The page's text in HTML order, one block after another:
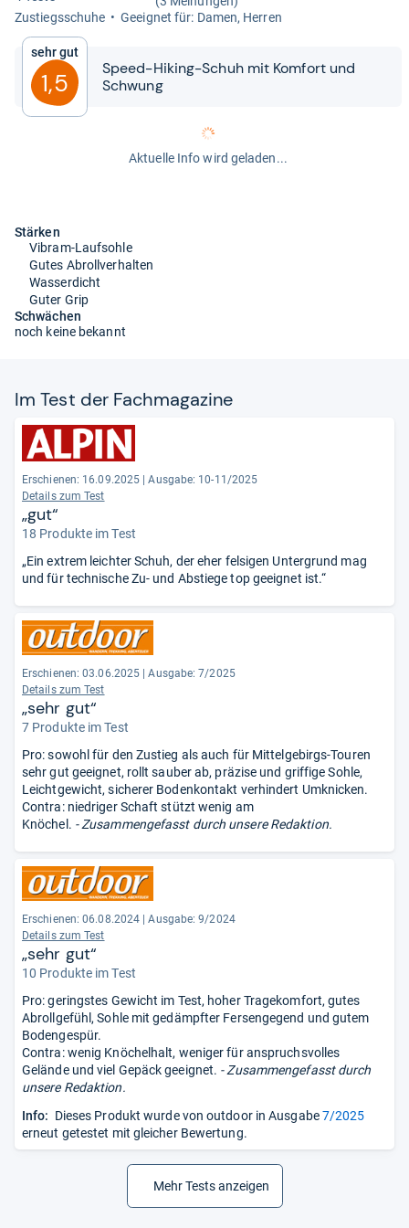
Zustiegs­schuhe
Geeig­net für: Damen, Her­ren
Sehr gut
1,5
Speed-​​Hiking-​​Schuh mit Kom­fort und
Schwung
Aktuelle Info wird geladen...
Stärken
Vibram-Laufsohle
Gutes Abrollverhalten
Wasserdicht
Guter Grip
Schwächen
noch keine bekannt
Im Test der Fach­ma­ga­zine
Erschienen: 16.09.2025
Ausgabe: 10-11/2025
Details zum Test
„gut“
18 Produkte im Test
„Ein extrem leichter Schuh, der eher felsigen Untergrund mag
und für technische Zu- und Abstiege top geeignet ist.“
Erschienen: 03.06.2025
Ausgabe: 7/2025
Details zum Test
„sehr gut“
7 Produkte im Test
Pro: sowohl für den Zustieg als auch für Mittelgebirgs-Touren
sehr gut geeignet, rollt sauber ab, präzise und griffige Sohle,
Leichtgewicht, sicherer Bodenkontakt verhindert Umknicken.
Contra: niedriger Schaft stützt wenig am
Knöchel. - Zusammengefasst durch unsere Redaktion.
Erschienen: 06.08.2024
Ausgabe: 9/2024
Details zum Test
„sehr gut“
10 Produkte im Test
Pro: geringstes Gewicht im Test, hoher Tragekomfort, gutes
Abrollgefühl, Sohle mit gedämpfter Fersengegend und gutem
Bodengespür.
Contra: wenig Knöchelhalt, weniger für anspruchsvolles
Gelände und viel Gepäck geeignet. - Zusammengefasst durch
unsere Redaktion.
Info: Dieses Produkt wurde von outdoor in Ausgabe7/2025
erneut getestet mit gleicher Bewertung.
Mehr Tests anzeigen